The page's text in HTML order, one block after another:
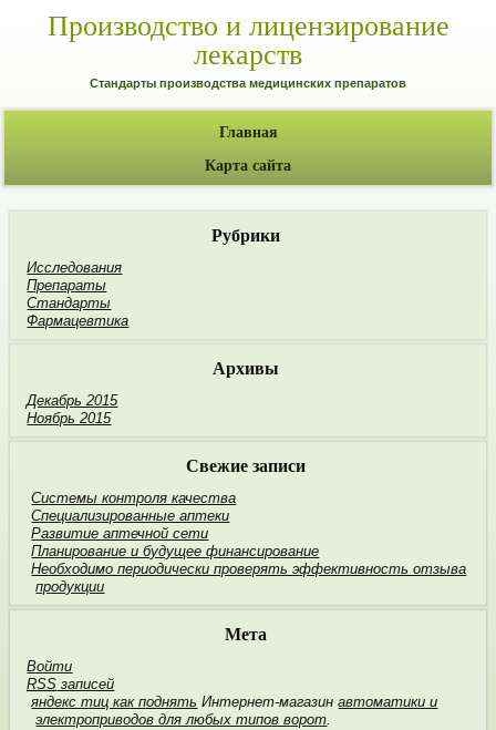
Производство и лицензирование
лекарств
Стандарты производства медицинских препаратов
Главная
Карта сайта
Рубрики
Исследования
Препараты
Стандарты
Фармацевтика
Архивы
Декабрь 2015
Ноябрь 2015
Свежие записи
Системы контроля качества
Специализированные аптеки
Развитие аптечной сети
Планирование и будущее финан­сирование
Необходимо пери­одически проверять эффективность отзыва
продукции
Мета
Войти
RSS записей
яндекс тиц как поднять Интернет-магазинавтоматики и
электроприводов для любых типов ворот.